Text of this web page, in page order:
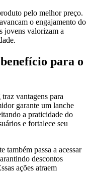
pelo melhor preço.
o engajamento do
jovens valorizam a
para o
vantagens para
garante um lanche
a praticidade do
e fortalece seu
também passa a acessar
descontos
ações atraem